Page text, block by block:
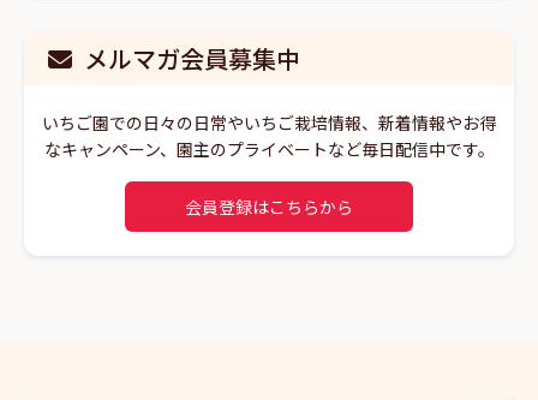
メルマガ会員募集中
いちご園での日々の日常やいちご栽培情報、新着情報やお得
なキャンペーン、園主のプライベートなど毎日配信中です。
会員登録はこちらから